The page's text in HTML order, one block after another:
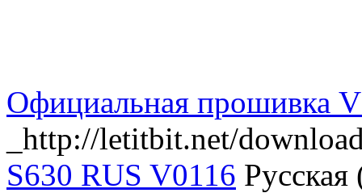
Официальная прошивка
_http://letitbit.net/
S630 RUS V0116